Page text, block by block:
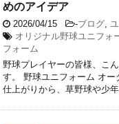
めのアイデア
2026/04/15 -ブログ,
オリジナル野球ユニフォ
フォーム
野球プレイヤーの皆様、こ
す。 野球ユニフォーム オ
仕上がりから、草野球や少